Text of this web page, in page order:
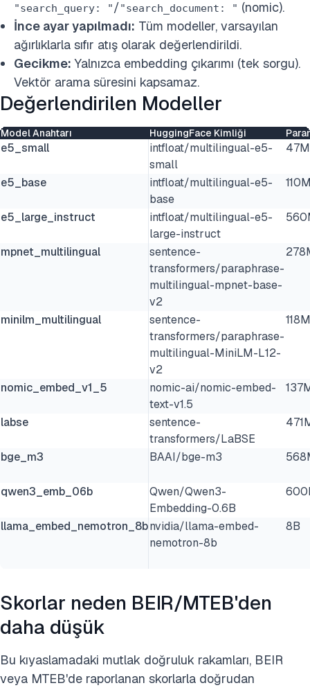
"search_query: "/"search_document: " (nomic).
İnce ayar yapılmadı: Tüm modeller, varsayılan
ağırlıklarla sıfır atış olarak değerlendirildi.
Gecikme: Yalnızca embedding çıkarımı (tek sorgu).
Vektör arama süresini kapsamaz.
Değerlendirilen Modeller
Model Anahtarı HuggingFace Kimliği
e5_small
intfloat/multilingual-e5-
small
47M
e5_base
intfloat/multilingual-e5-
base
e5_large_instruct
intfloat/multilingual-e5-
large-instruct
mpnet_multilingual
sentence-
transformers/paraphrase-
multilingual-mpnet-base-
v2
minilm_multilingual
sentence-
transformers/paraphrase-
multilingual-MiniLM-L12-
v2
118M
nomic_embed_v1_5
nomic-ai/nomic-embed-
text-v1.5
labse
sentence-
transformers/LaBSE
bge_m3 BAAI/bge-m3
qwen3_emb_06b
Qwen/Qwen3-
Embedding-0.6B
llama_embed_nemotron_8bnvidia/llama-embed-
nemotron-8b
8B
Skorlar neden BEIR/MTEB'den
daha düşük
Bu kıyaslamadaki mutlak doğruluk rakamları, BEIR
veya MTEB'de raporlanan skorlarla doğrudan